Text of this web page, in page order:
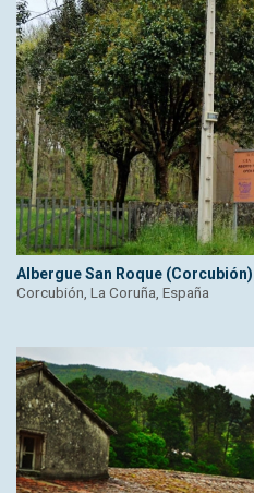
Albergue San Roque (Corcubión)
Corcubión, La Coruña, España